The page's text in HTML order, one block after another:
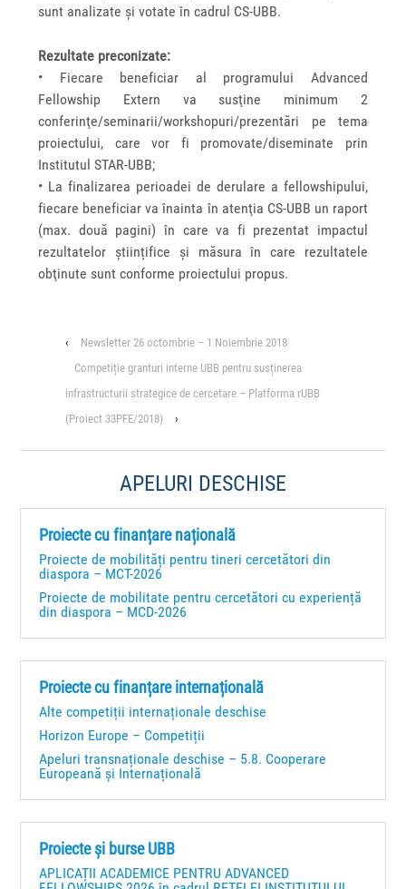
sunt analizate şi votate în cadrul CS-UBB.
Rezultate preconizate:
• Fiecare beneficiar al programului Advanced
Fellowship Extern va susţine minimum 2
conferinţe/seminarii/workshopuri/prezentări pe tema
proiectului, care vor fi promovate/diseminate prin
Institutul STAR-UBB;
• La finalizarea perioadei de derulare a fellowshipului,
fiecare beneficiar va înainta în atenţia CS-UBB un raport
(max. două pagini) în care va fi prezentat impactul
rezultatelor științifice și măsura în care rezultatele
obţinute sunt conforme proiectului propus.
‹
Newsletter 26 octombrie – 1 Noiembrie 2018
Competiție granturi interne UBB pentru susținerea
infrastructurii strategice de cercetare – Platforma rUBB
(Proiect 33PFE/2018)
›
APELURI DESCHISE
Proiecte cu finanțare națională
Proiecte de mobilități pentru tineri cercetători din
diaspora – MCT-2026
Proiecte de mobilitate pentru cercetători cu experiență
din diaspora – MCD-2026
Proiecte cu finanțare internațională
Alte competiții internaționale deschise
Horizon Europe – Competiții
Apeluri transnaționale deschise – 5.8. Cooperare
Europeană și Internațională
Proiecte și burse UBB
APLICAȚII ACADEMICE PENTRU ADVANCED